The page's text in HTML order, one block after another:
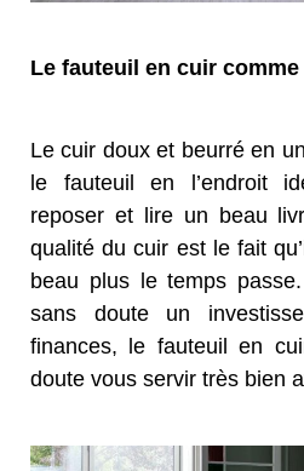
Le fauteuil en cuir
Le cuir doux et beurré en
le fauteuil en l’endroit
reposer et lire un beau
qualité du cuir est le fait
beau plus le temps
sans doute un
finances, le fauteuil en
doute vous servir très bien